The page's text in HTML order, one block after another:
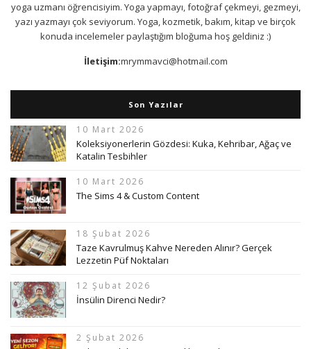
yoga uzmanı öğrencisiyim. Yoga yapmayı, fotoğraf çekmeyi, gezmeyi,
yazı yazmayı çok seviyorum. Yoga, kozmetik, bakım, kitap ve birçok
konuda incelemeler paylaştığım bloğuma hoş geldiniz :)
İletişim:mrymmavci@hotmail.com
Son Yazılar
10 Mart 2026
Koleksiyonerlerin Gözdesi: Kuka, Kehribar, Ağaç ve
Katalin Tesbihler
10 Mart 2026
The Sims 4 & Custom Content
18 Şubat 2026
Taze Kavrulmuş Kahve Nereden Alınır? Gerçek
Lezzetin Püf Noktaları
12 Şubat 2026
İnsülin Direnci Nedir?
2 Şubat 2026